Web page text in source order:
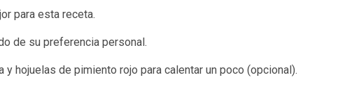
para esta receta.
de su preferencia personal.
hojuelas de pimiento rojo para calentar un poco (opcional).